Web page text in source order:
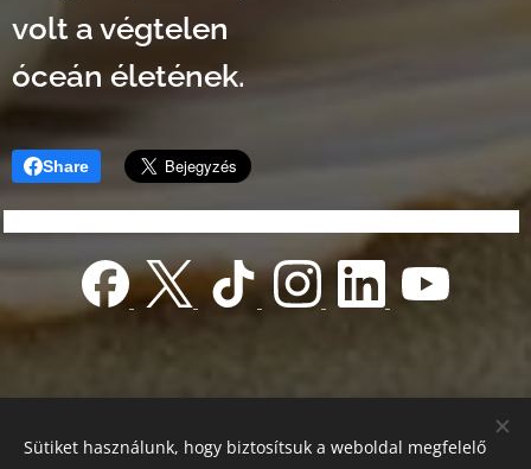
volt a végtelen
óceán életének.
Share
Sütiket használunk, hogy biztosítsuk a weboldal megfelelő